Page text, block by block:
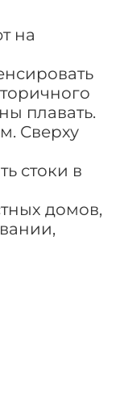
на
плавать.
Сверху
стоки в
домов,